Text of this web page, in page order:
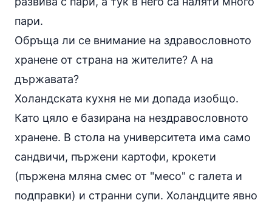
пари.
Обръща ли се внимание на здравословното
хранене от страна на жителите? А на
държавата?
Холандската кухня не ми допада изобщо.
Като цяло е базирана на нездравословното
хранене. В стола на университета има само
сандвичи, пържени картофи, крокети
(пържена мляна смес от "месо" с галета и
подправки) и странни супи. Холандците явно